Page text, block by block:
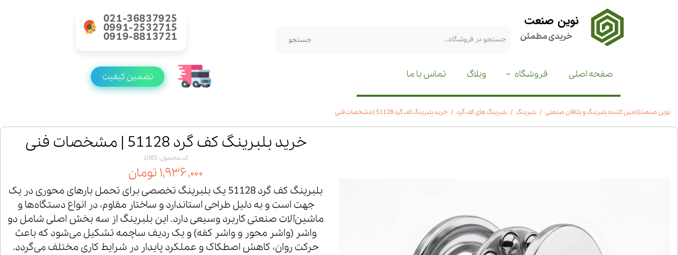
نوین صنعت
خریدی مطمئن
021-36837925
0991-2532715
0919-8813721 جستجو
تضمین کیفیت صفحه اصلی فروشگاه وبلاگ تماس با ما
نوین صنعت|تامین کننده بلبرینگ و یاتاقان صنعتی بلبرینگ بلبرینگ های کف گرد خرید بلبرینگ کف گرد 51128 | مشخصات فنی
خرید بلبرینگ کف گرد 51128 | مشخصات فنی
کد محصول: 1085
۱,۹۳۶,۰۰۰ تومان
بلبرینگ کف گرد 51128 یک بلبرینگ تخصصی برای تحمل بارهای محوری در یک
جهت است و به دلیل طراحی استاندارد و ساختار مقاوم، در انواع دستگاه‌ها و
ماشین‌آلات صنعتی کاربرد وسیعی دارد. این بلبرینگ از سه بخش اصلی شامل دو
واشر (واشر محور و واشر کفه) و یک ردیف ساچمه تشکیل می‌شود که باعث
حرکت روان، کاهش اصطکاک و عملکرد پایدار در شرایط کاری مختلف می‌گردد.